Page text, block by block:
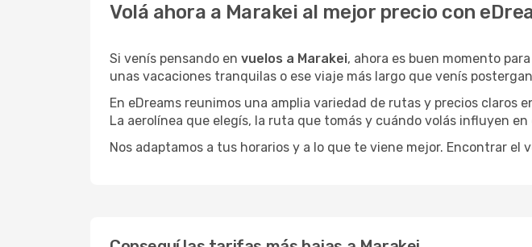
Volá ahora a Marakei al mejor precio con
Si venís pensando en vuelos a Marakei, ahora es buen momento
unas vacaciones tranquilas o ese viaje más largo que venís
En eDreams reunimos una amplia variedad de rutas y precios claros
La aerolínea que elegís, la ruta que tomás y cuándo volás influyen
Nos adaptamos a tus horarios y a lo que te viene mejor. Encontrar el